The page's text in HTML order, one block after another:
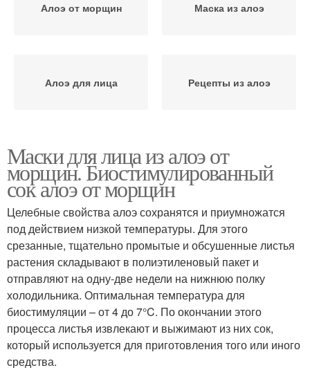
Алоэ от морщин Маска из алоэ
Алоэ для лица Рецепты из алоэ
Маски для лица из алоэ от
морщин. Биостимулированный
сок алоэ от морщин
Целебные свойства алоэ сохранятся и приумножатся
под действием низкой температуры. Для этого
срезанные, тщательно промытые и обсушенные листья
растения складывают в полиэтиленовый пакет и
отправляют на одну-две недели на нижнюю полку
холодильника. Оптимальная температура для
биостимуляции – от 4 до 7°C. По окончании этого
процесса листья извлекают и выжимают из них сок,
который используется для приготовления того или иного
средства.